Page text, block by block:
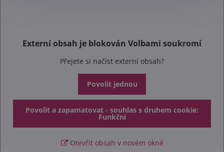
Externí obsah je blokován Volbami soukromí
Přejete si načíst externí obsah?
Povolit jednou
Povolit a zapamatovat - souhlas s druhem cookie:
Funkční
Otevřít obsah v novém okně